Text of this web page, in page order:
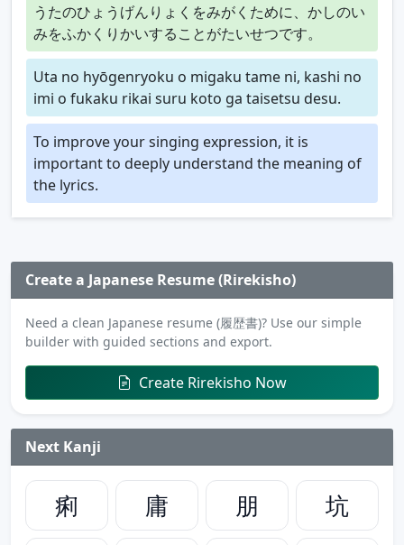
うたのひょうげんりょくをみがくために、かしのい
みをふかくりかいすることがたいせつです。
Uta no hyōgenryoku o migaku tame ni, kashi no
imi o fukaku rikai suru koto ga taisetsu desu.
To improve your singing expression, it is
important to deeply understand the meaning of
the lyrics.
Create a Japanese Resume (Rirekisho)
Need a clean Japanese resume (履歴書)? Use our simple
builder with guided sections and export.
Create Rirekisho Now
Next Kanji
痢 庸 朋
坑